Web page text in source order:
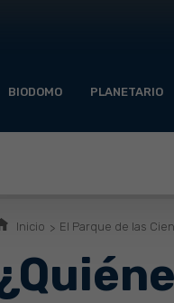
BIODOMO PLANETARIO
Inicio El Parque de las